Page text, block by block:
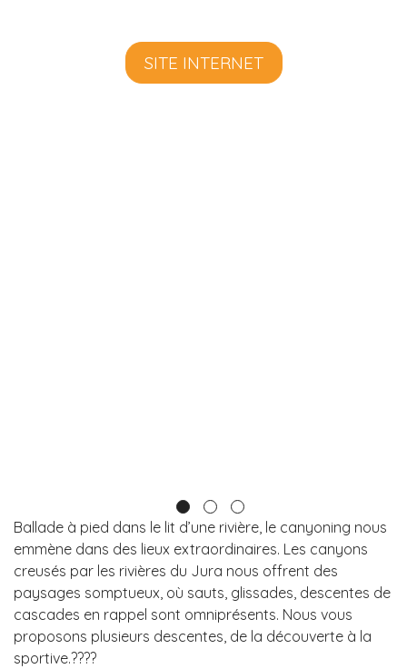
SITE INTERNET
Ballade à pied dans le lit d’une rivière, le canyoning nous
emmène dans des lieux extraordinaires. Les canyons
creusés par les rivières du Jura nous offrent des
paysages somptueux, où sauts, glissades, descentes de
cascades en rappel sont omniprésents. Nous vous
proposons plusieurs descentes, de la découverte à la
sportive.????